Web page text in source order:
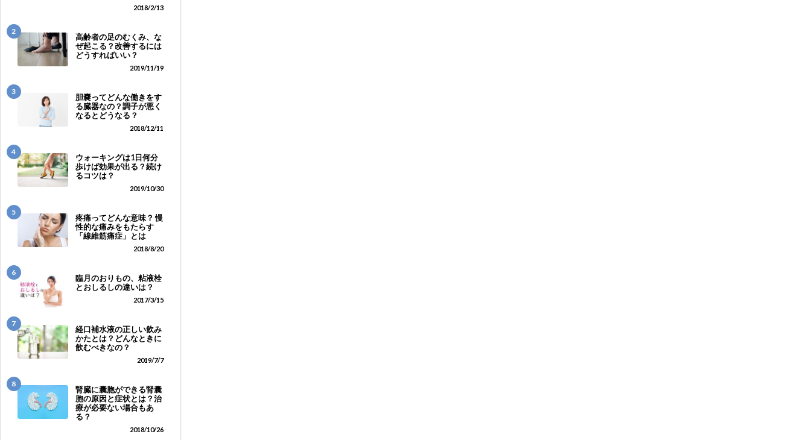
2018/2/13
2
高齢者の足のむくみ、な
ぜ起こる？改善するには
どうすればいい？
2019/11/19
3
胆嚢ってどんな働きをす
る臓器なの？調子が悪く
なるとどうなる？
2018/12/11
4
ウォーキングは1日何分
歩けば効果が出る？続け
るコツは？
2019/10/30
5
疼痛ってどんな意味？ 慢
性的な痛みをもたらす
「線維筋痛症」とは
2018/8/20
6
臨月のおりもの、粘液栓
とおしるしの違いは？
2017/3/15
7
経口補水液の正しい飲み
かたとは？どんなときに
飲むべきなの？
2019/7/7
8
腎臓に囊胞ができる腎囊
胞の原因と症状とは？治
療が必要ない場合もあ
る？
2018/10/26